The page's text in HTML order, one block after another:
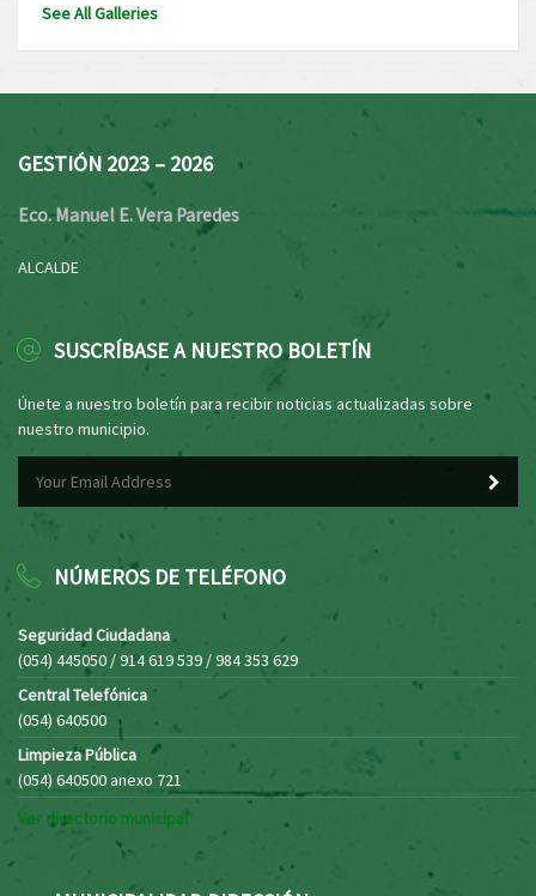
See All Galleries
GESTIÓN 2023 – 2026
Eco. Manuel E. Vera Paredes
ALCALDE
SUSCRÍBASE A NUESTRO BOLETÍN
Únete a nuestro boletín para recibir noticias actualizadas sobre
nuestro municipio.
NÚMEROS DE TELÉFONO
Seguridad Ciudadana
(054) 445050 / 914 619 539 / 984 353 629
Central Telefónica
(054) 640500
Limpieza Pública
(054) 640500 anexo 721
Ver directorio municipal